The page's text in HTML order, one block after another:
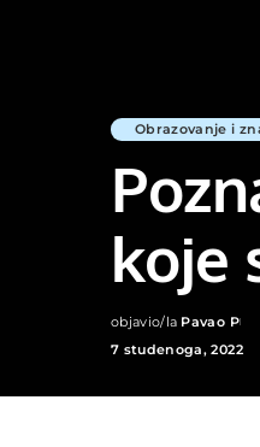
Obrazovanje i
koje
Posted
by
objavio/la Pavao P
7 studenoga, 2022